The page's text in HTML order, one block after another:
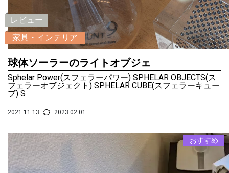
レビュー
家具・インテリア
球体ソーラーのライトオブジェ
Sphelar Power(スフェラーパワー) SPHELAR OBJECTS(ス
フェラーオブジェクト) SPHELAR CUBE(スフェラーキュー
ブ) S
2021.11.13 2023.02.01
おすすめ